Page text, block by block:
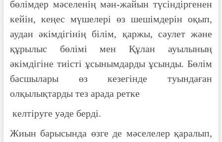
бөлімдер мәселенің мән-жайын түсіндіргенен
кейін, кеңес мүшелері өз шешімдерін оқып,
аудан әкімдігінің білім, қаржы, сәулет және
құрылыс бөлімі мен Құлан ауылының
әкімдігіне тиісті ұсынымдарды ұсынды. Бөлім
басшылары өз кезегінде туындаған
олқылықтарды тез арада ретке
келтіруге уәде берді.
Жиын барысында өзге де мәселелер қаралып,